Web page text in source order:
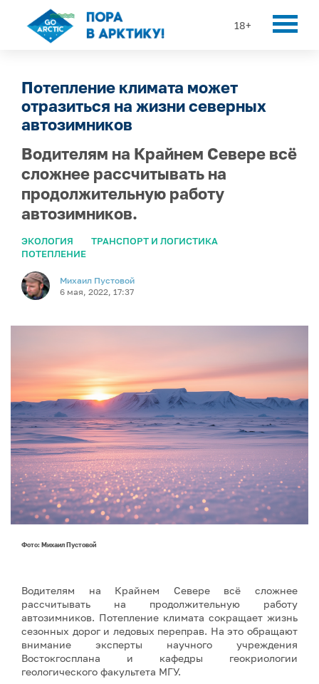
18+
Потепление климата может
отразиться на жизни северных
автозимников
Водителям на Крайнем Севере всё
сложнее рассчитывать на
продолжительную работу
автозимников.
ЭКОЛОГИЯ
ТРАНСПОРТ И ЛОГИСТИКА
ПОТЕПЛЕНИЕ
Михаил Пустовой
6 мая, 2022, 17:37
Фото: Михаил Пустовой
Водителям на Крайнем Севере всё сложнее
рассчитывать на продолжительную работу
автозимников. Потепление климата сокращает жизнь
сезонных дорог и ледовых переправ. На это обращают
внимание эксперты научного учреждения
Востокгосплана и кафедры геокриологии
геологического факультета МГУ.